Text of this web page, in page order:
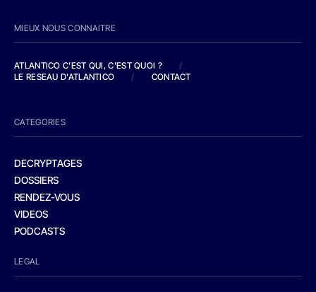
MIEUX NOUS CONNAITRE
ATLANTICO C'EST QUI, C'EST QUOI ?
/
LE RESEAU D'ATLANTICO
/ CONTACT
CATEGORIES
DECRYPTAGES
DOSSIERS
RENDEZ-VOUS
VIDEOS
PODCASTS
LEGAL